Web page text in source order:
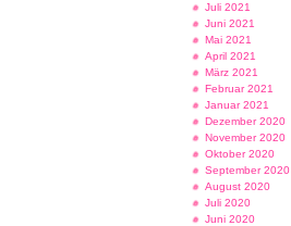
Juli 2021
Juni 2021
Mai 2021
April 2021
März 2021
Februar 2021
Januar 2021
Dezember 2020
November 2020
Oktober 2020
September 2020
August 2020
Juli 2020
Juni 2020